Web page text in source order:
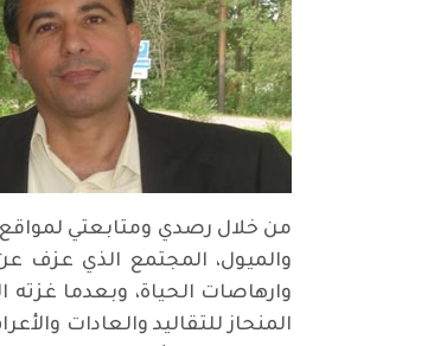
من خلال رصدي ومتابعتي لمواقع
والميول، المجتمع الذي عزف
وارهاصات الحياة، وبعدما غزته
المنحاز للتقاليد والعادات